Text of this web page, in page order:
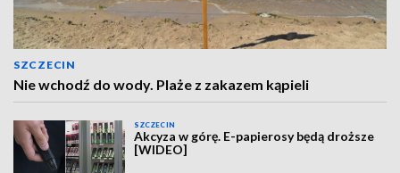
SZCZECIN
Nie wchodź do wody. Plaże z zakazem kąpieli
SZCZECIN
Akcyza w górę. E-papierosy będą droższe
[WIDEO]